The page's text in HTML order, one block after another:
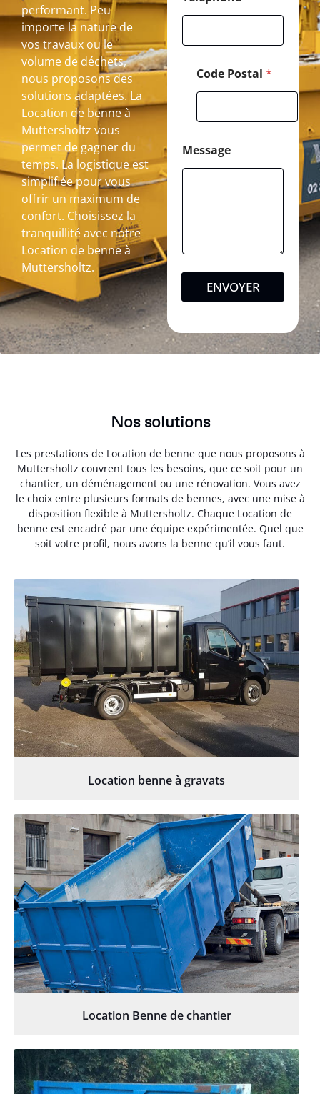
performant. Peu
importe la nature de
vos travaux ou le
volume de déchets,
nous proposons des
solutions adaptées. La
Location de benne à
Muttersholtz vous
permet de gagner du
temps. La logistique est
simplifiée pour vous
offrir un maximum de
confort. Choisissez la
tranquillité avec notre
Location de benne à
Muttersholtz.
Code Postal *
Message
ENVOYER
Nos solutions
Les prestations de Location de benne que nous proposons à
Muttersholtz couvrent tous les besoins, que ce soit pour un
chantier, un déménagement ou une rénovation. Vous avez
le choix entre plusieurs formats de bennes, avec une mise à
disposition flexible à Muttersholtz. Chaque Location de
benne est encadré par une équipe expérimentée. Quel que
soit votre profil, nous avons la benne qu’il vous faut.
Location benne à gravats
Location Benne de chantier